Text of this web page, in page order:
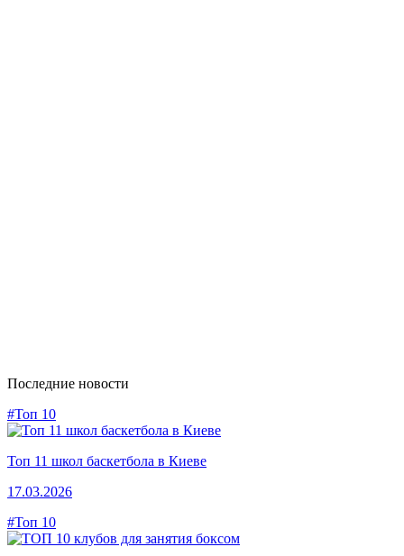
Последние новости
#Топ 10
Топ 11 школ баскетбола в Киеве
17.03.2026
#Топ 10